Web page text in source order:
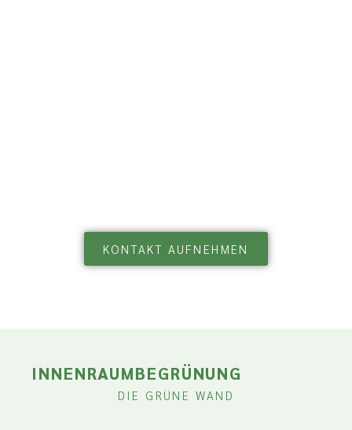
KONTAKT AUFNEHMEN
INNENRAUMBEGRÜNUNG
DIE GRÜNE WAND